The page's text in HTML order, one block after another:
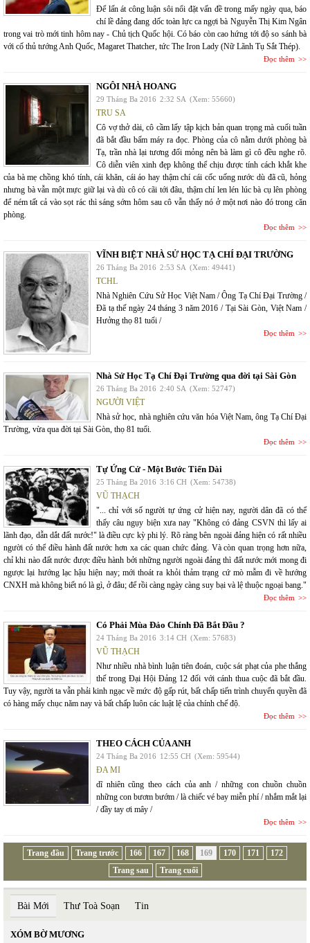
Để lấn át công luận sôi nổi đặt vấn đề trong mấy ngày qua, báo
chí lề đảng đang dốc toàn lực ca ngợi bà Nguyễn Thị Kim Ngân
trong vai trò mới tinh hôm nay - Chủ tịch Quốc hội. Có báo còn cao hứng tới độ so sánh bà
với cố thủ tướng Anh Quốc, Magaret Thatcher, tức The Iron Lady (Nữ Lãnh Tụ Sắt Thép).
Đọc thêm
NGÔI NHÀ HOANG
29 Tháng Ba 2016 2:32 SA (Xem: 55660)
TRU SA
Cô vợ thở dài, cô cầm lấy tập kịch bản quan trọng mà cuối tuần
đã bắt đầu bấm máy ra đọc. Phòng của cô nằm dưới phòng bà
Tạ, trần nhà lại tương đối mỏng nên bà làm gì cô đều nghe rõ.
Cô diễn viên xinh đẹp không thể chịu được tính cách khắt khe
của bà mẹ chồng khó tính, cái khăn, cái áo hay thậm chí cái cốc uống nước dù đã cũ, hỏng
nhưng bà vẫn một mực giữ lại và dù cô có cãi tới đâu, thậm chí len lén lúc bà cụ lên phòng
để ném tất cả vào sọt rác thì sáng sớm hôm sau cô vẫn thấy nó ở một nơi nào đó trong căn
phòng.
Đọc thêm
VĨNH BIỆT NHÀ SỬ HỌC TẠ CHÍ ĐẠI TRƯỜNG
26 Tháng Ba 2016 2:53 SA (Xem: 49441)
TCHL
Nhà Nghiên Cứu Sử Học Việt Nam / Ông Tạ Chí Đại Trường /
Đã tạ thế ngày 24 tháng 3 năm 2016 / Tại Sài Gòn, Việt Nam /
Hưởng thọ 81 tuổi /
Đọc thêm
Nhà Sử Học Tạ Chí Đại Trường qua đời tại Sài Gòn
26 Tháng Ba 2016 2:40 SA (Xem: 52747)
NGƯỜI VIỆT
Nhà sử học, nhà nghiên cứu văn hóa Việt Nam, ông Tạ Chí Đại
Trường, vừa qua đời tại Sài Gòn, thọ 81 tuổi.
Đọc thêm
Tự Ứng Cử - Một Bước Tiến Dài
25 Tháng Ba 2016 3:16 CH (Xem: 54738)
VŨ THẠCH
"... chỉ với số người tự ứng cử hiện nay, người dân đã có thể
thấy câu ngụy biện xưa nay "Không có đảng CSVN thì lấy ai
lãnh đạo, dẫn dắt đất nước!" là điều cực kỳ phi lý. Rõ ràng bên ngoài đảng hiện có rất nhiều
người có thể điều hành đất nước hơn xa các quan chức đảng. Và còn quan trọng hơn nữa,
chỉ khi nào đất nước được điều hành bởi những người ngoài đảng thì đất nước mới mong đi
ngược lại hướng lạc hậu hiện nay; mới thoát ra khỏi thảm trạng cứ mò mẫm đi về hướng
CNXH mà không biết nó là gì, ở đâu; để rồi càng ngày càng suy bại và lệ thuộc ngoại bang."
Đọc thêm
Có Phải Mùa Đảo Chính Đã Bắt Đầu ?
24 Tháng Ba 2016 3:14 CH (Xem: 57683)
VŨ THẠCH
Như nhiều nhà bình luận tiên đoán, cuộc sát phạt của phe thắng
thế trong Đại Hội Đảng 12 đối với cánh thua cuộc đã bắt đầu.
Tuy vậy, người ta vẫn phải kinh ngạc về mức độ gấp rút, bất chấp tiến trình chuyển quyền đã
có hàng mấy chục năm nay và bất chấp luôn các luật lệ của chính chế độ.
Đọc thêm
THEO CÁCH CỦA ANH
24 Tháng Ba 2016 12:55 CH (Xem: 59544)
ĐA MI
dĩ nhiên cũng theo cách của anh / những con chuồn chuồn
những con bươm bướm / là chiếc vé bay miễn phí / nhắm mắt lại
/ đầy tay ơi mây /
Đọc thêm
Trang đầu Trang trước 166 167 168 169 170 171
172
Trang sau
Trang cuối
Bài Mới Thư Toà Soạn Tin
XÓM BỜ MƯƠNG